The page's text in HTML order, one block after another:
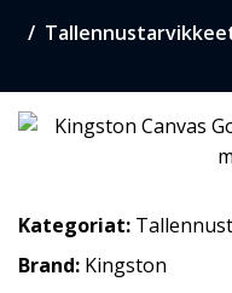
Kategoriat:
Brand: Kingston